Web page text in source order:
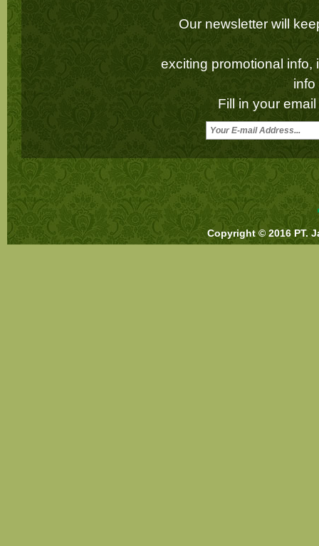
Our newsletter will
exciting promotional info,
info
Fill in your
Copyright © 2016 PT.